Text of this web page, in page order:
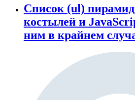
Список (ul)
костылей и
ним в крайнем